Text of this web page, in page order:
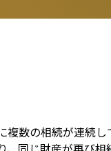
複数の相続が連続